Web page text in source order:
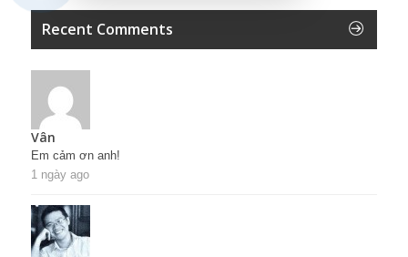
Recent Comments
Vân
Em cảm ơn anh!
1 ngày ago